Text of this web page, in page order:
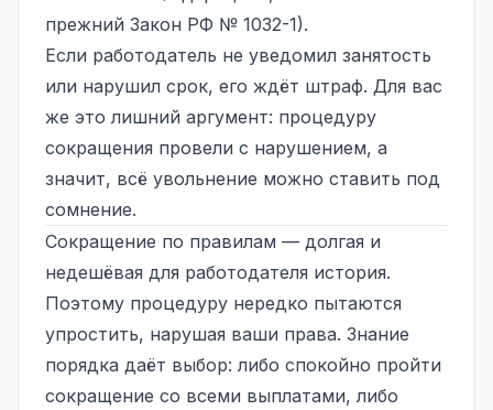
прежний Закон РФ № 1032-1).
Если работодатель не уведомил занятость
или нарушил срок, его ждёт штраф. Для вас
же это лишний аргумент: процедуру
сокращения провели с нарушением, а
значит, всё увольнение можно ставить под
сомнение.
Сокращение по правилам — долгая и
недешёвая для работодателя история.
Поэтому процедуру нередко пытаются
упростить, нарушая ваши права. Знание
порядка даёт выбор: либо спокойно пройти
сокращение со всеми выплатами, либо